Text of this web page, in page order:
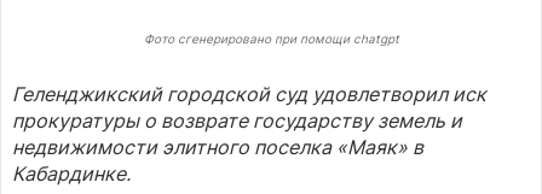
Фото сгенерировано при помощи chatgpt
Геленджикский городской суд удовлетворил иск
прокуратуры о возврате государству земель и
недвижимости элитного поселка «Маяк» в
Кабардинке.